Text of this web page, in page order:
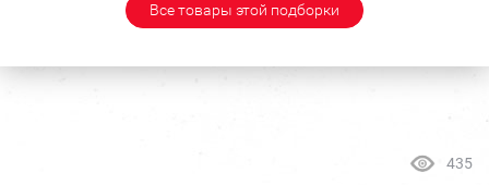
Все товары этой подборки
435